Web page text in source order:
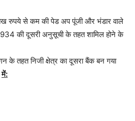
रुपये से कम की पेड अप पूंजी और भंडार वाले
की दूसरी अनुसूची के तहत शामिल होने के
के तहत निजी क्षेत्र का दूसरा बैंक बन गया
में: